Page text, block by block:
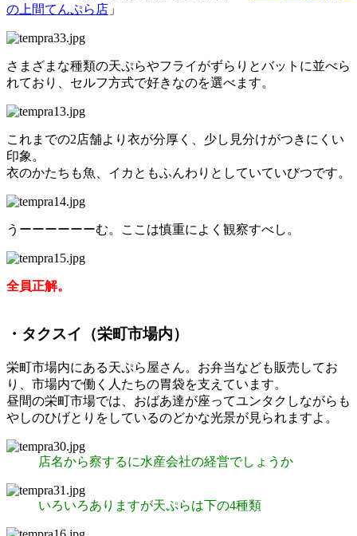
の上間てんぷら店 」
さまざまな種類の天ぷらやフライがずらりとバットに並べら
れており、セルフ方式で好きなのを選べます。
これまでの2店舗より衣が分厚く、少し見分けがつきにくい
印象。
衣のかたちも魚、イカともふんわりとしていていびつです。
うーーーーーーむ。ここは慎重によく観察すべし。
全員正解。
・タクスイ（栄町市場内）
栄町市場内にある天ぷら屋さん。お弁当なども販売してお
り、市場内で働く人たちの胃袋を支えています。
昼間の栄町市場では、おばあ達が座ってユンタクしながらも
やしのひげとりをしているのどかな光景が見られますよ。
店名から察するに水産会社の経営でしょうか
いろいろありますが天ぷらは下の4種類